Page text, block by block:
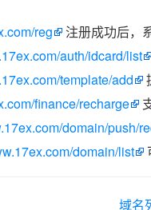
reg
注册成功后，
auth/idcard/list
template/add
finance/recharge
domain/push/
domain/list
域名